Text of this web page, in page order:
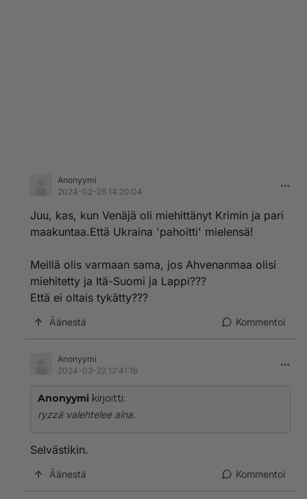
Anonyymi
2024-02-28 14:20:04
Juu, kas, kun Venäjä oli miehittänyt Krimin ja pari
maakuntaa.Että Ukraina 'pahoitti' mielensä!
Meillä olis varmaan sama, jos Ahvenanmaa olisi
miehitetty ja Itä-Suomi ja Lappi???
Että ei oltais tykätty???
Äänestä Kommentoi
Anonyymi
2024-03-22 12:41:16
Anonyymi kirjoitti:
ryzzä valehtelee aina.
Selvästikin.
Äänestä Kommentoi